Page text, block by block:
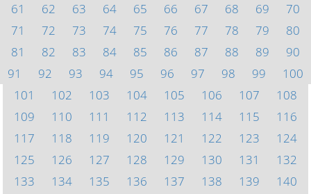
61
62 63 64 65 66 67 68 69
70
71
72 73 74 75 76 77 78 79
80
81
82 83 84 85 86 87 88 89
90
91
92 93 94 95 96 97 98 99
100
101
102 103 104 105 106 107
108
109
110 111 112 113 114 115
116
117
118 119 120 121 122 123
124
125
126 127 128 129 130 131
132
133
134 135 136 137 138 139
140